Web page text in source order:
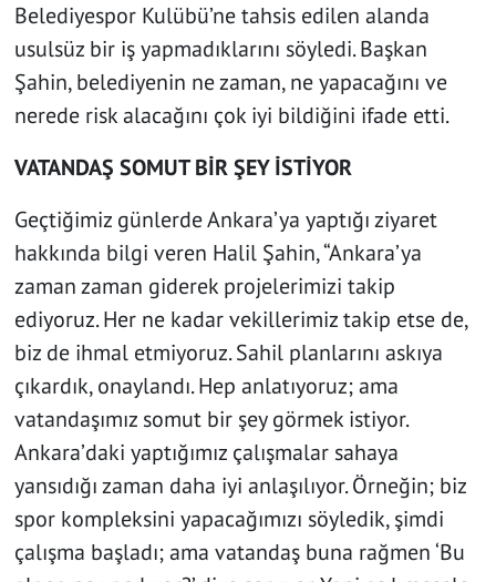
Belediyespor Kulübü’ne tahsis edilen alanda
usulsüz bir iş yapmadıklarını söyledi. Başkan
Şahin, belediyenin ne zaman, ne yapacağını ve
nerede risk alacağını çok iyi bildiğini ifade etti.
VATANDAŞ SOMUT BİR ŞEY İSTİYOR
Geçtiğimiz günlerde Ankara’ya yaptığı ziyaret
hakkında bilgi veren Halil Şahin, “Ankara’ya
zaman zaman giderek projelerimizi takip
ediyoruz. Her ne kadar vekillerimiz takip etse de,
biz de ihmal etmiyoruz. Sahil planlarını askıya
çıkardık, onaylandı. Hep anlatıyoruz; ama
vatandaşımız somut bir şey görmek istiyor.
Ankara’daki yaptığımız çalışmalar sahaya
yansıdığı zaman daha iyi anlaşılıyor. Örneğin; biz
spor kompleksini yapacağımızı söyledik, şimdi
çalışma başladı; ama vatandaş buna rağmen ‘Bu